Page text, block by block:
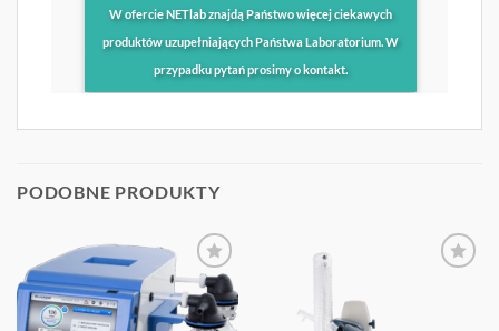
W ofercie NETlab znajdą Państwo więcej ciekawych
produktów uzupełniających Państwa Laboratorium. W
przypadku pytań prosimy o kontakt.
PODOBNE PRODUKTY
OBSERWUJ